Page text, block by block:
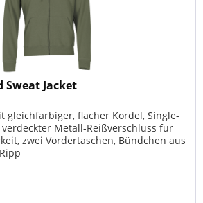
Sweat Jacket
gleichfarbiger, flacher Kordel, Single-
verdeckter Metall-Reißverschluss für
zwei Vordertaschen, Bündchen aus